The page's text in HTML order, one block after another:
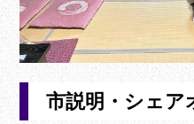
市説明・シェア